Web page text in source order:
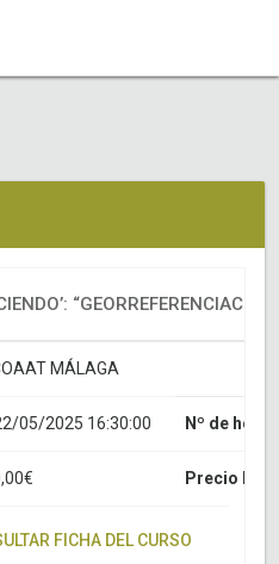
MÁLAGA
05/2025 16:30:00 Nº de horas
Precio NO
FICHA DEL CURSO